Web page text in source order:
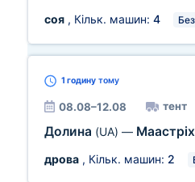
соя , Кільк. машин: 4
1 годину тому
08.08–12.08 тент
Долина (UA) —
дрова , Кільк. машин: 2